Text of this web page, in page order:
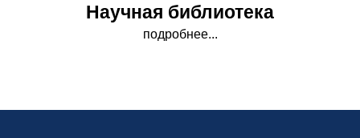
Научная библиотека
подробнее...